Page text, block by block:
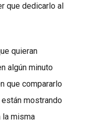
que dedicarlo al
quieran
algún minuto
que compararlo
mostrando
la misma